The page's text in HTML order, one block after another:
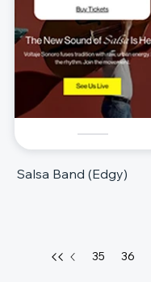
Salsa Band (Edgy)
35 36